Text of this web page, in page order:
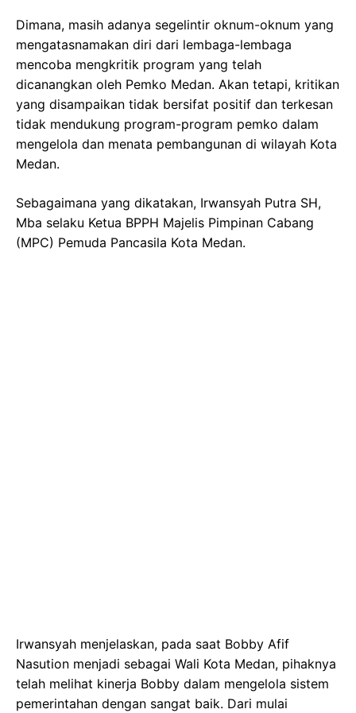
Dimana, masih adanya segelintir oknum-oknum yang
mengatasnamakan diri dari lembaga-lembaga
mencoba mengkritik program yang telah
dicanangkan oleh Pemko Medan. Akan tetapi, kritikan
yang disampaikan tidak bersifat positif dan terkesan
tidak mendukung program-program pemko dalam
mengelola dan menata pembangunan di wilayah Kota
Medan.
Sebagaimana yang dikatakan, Irwansyah Putra SH,
Mba selaku Ketua BPPH Majelis Pimpinan Cabang
(MPC) Pemuda Pancasila Kota Medan.
Irwansyah menjelaskan, pada saat Bobby Afif
Nasution menjadi sebagai Wali Kota Medan, pihaknya
telah melihat kinerja Bobby dalam mengelola sistem
pemerintahan dengan sangat baik. Dari mulai